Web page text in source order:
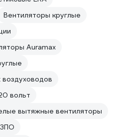
Вентиляторы круглые
Auramax
вольт
вытяжные вентиляторы